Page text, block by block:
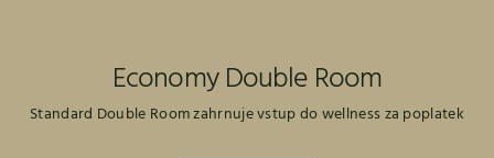
Economy Double Room
Standard Double Room zahrnuje vstup do wellness za poplatek